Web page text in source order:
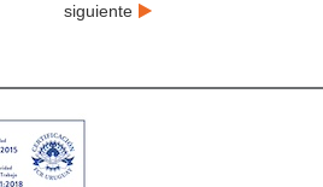
siguiente